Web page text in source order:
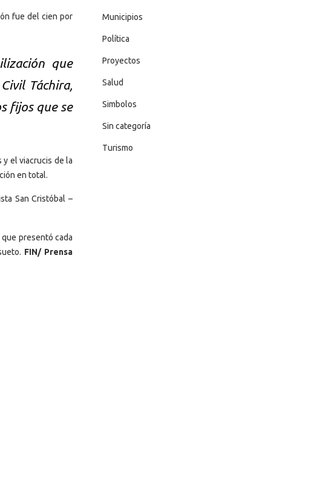
fue del cien por
que
Táchira,
fijos que se
y el viacrucis de la
en total.
San Cristóbal –
presentó cada
FIN/ Prensa
Municipios
Política
Proyectos
Salud
Simbolos
Sin categoría
Turismo